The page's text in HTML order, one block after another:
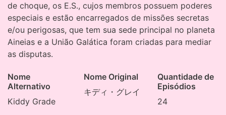
de choque, os E.S., cujos membros possuem poderes
especiais e estão encarregados de missões secretas
e/ou perigosas, que tem sua sede principal no planeta
Aineias e a União Galática foram criadas para mediar
as disputas.
Nome
Alternativo
Kiddy Grade
Nome Original
キディ・グレイ
Quantidade de
Episódios
24